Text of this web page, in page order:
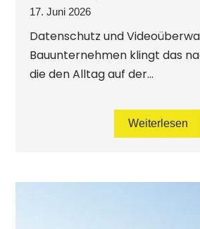
17. Juni 2026
Datenschutz und
Bauunternehmen klingt das
die den Alltag auf der...
Weiterlesen